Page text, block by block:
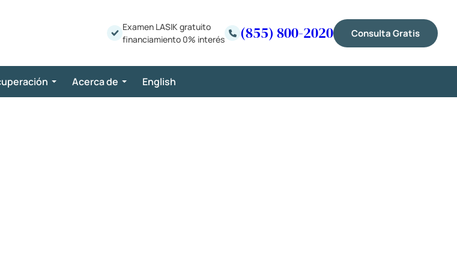
Examen LASIK gratuito
financiamiento 0% interés
(855) 800-2020 Consulta Gratis
Acerca de English